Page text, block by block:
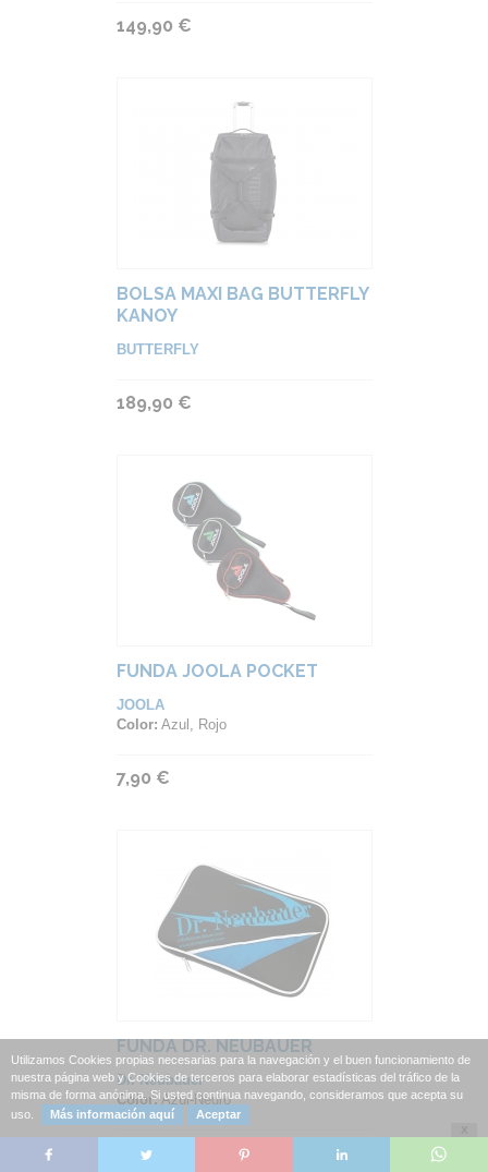
149,90 €
BOLSA MAXI BAG BUTTERFLY
KANOY
BUTTERFLY
189,90 €
FUNDA JOOLA POCKET
JOOLA
Color: Azul, Rojo
7,90 €
FUNDA DR. NEUBAUER
Dr. Neubauer
Color:Azul-Negro
9,90 €
Utilizamos Cookies propias necesarias para la navegación y el buen funcionamiento de
nuestra página web y Cookies de terceros para elaborar estadísticas del tráfico de la
misma de forma anónima. Si usted continua navegando, consideramos que acepta su
uso.
Más información aquí Aceptar